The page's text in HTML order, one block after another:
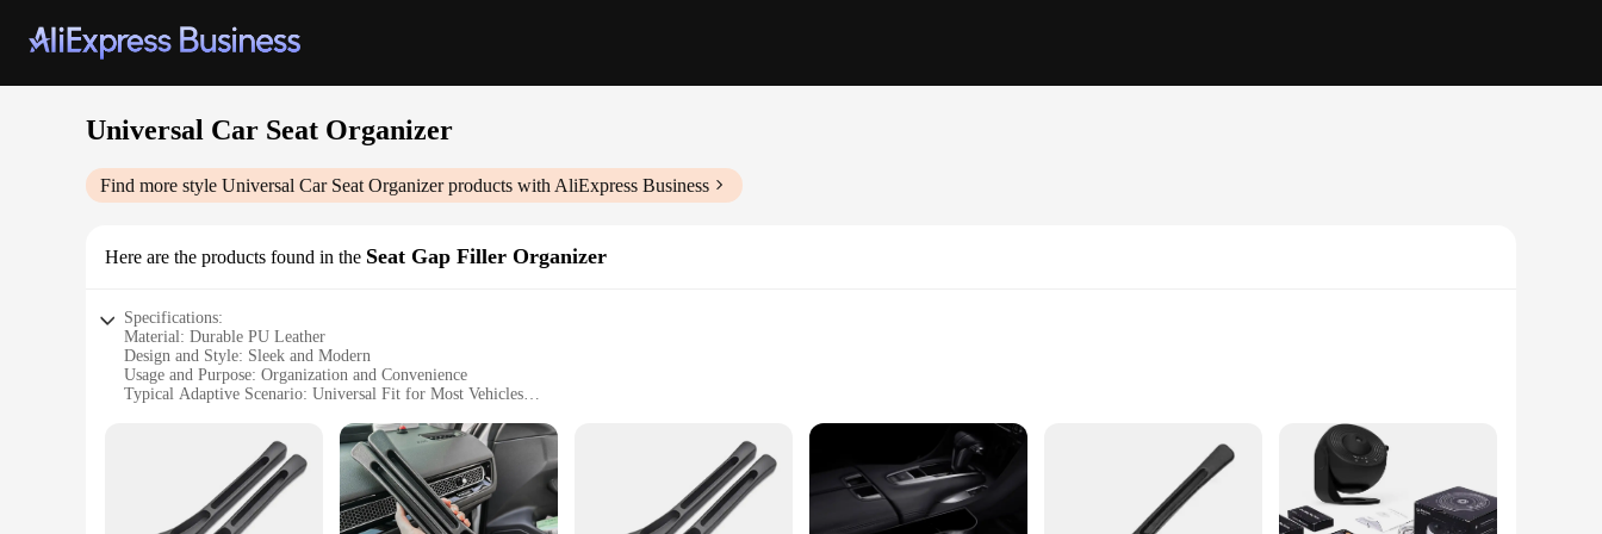
Universal Car Seat Organizer
Find more style Universal Car Seat Organizerproducts with AliExpress Business
Here are the products found in the Seat Gap Filler Organizer
Specifications:
Material: Durable PU Leather
Design and Style: Sleek and Modern
Usage and Purpose: Organization and Convenience
Typical Adaptive Scenario: Universal Fit for Most Vehicles
Performance and Property: Easy to Install and Clean
|Wholesale|Vendors|
**Enhanced Vehicle Organization**